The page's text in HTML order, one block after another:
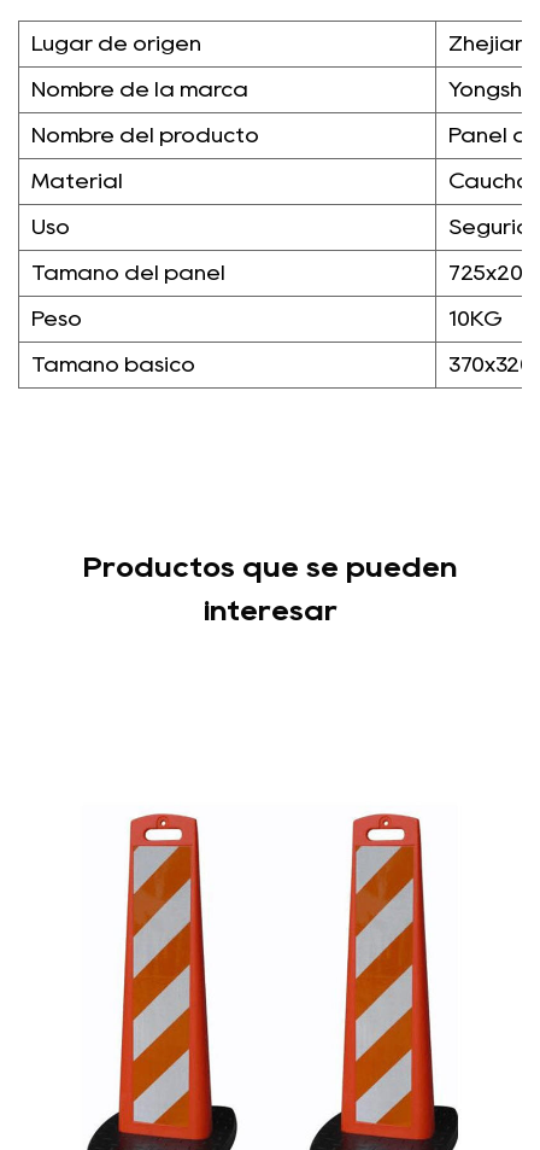
Lugar de origen
Nombre de la marca
Nombre del producto Panel
Material Caucho
Uso
Tamaño del panel
Peso 10KG
Tamaño básico
Productos que se pueden
interesar